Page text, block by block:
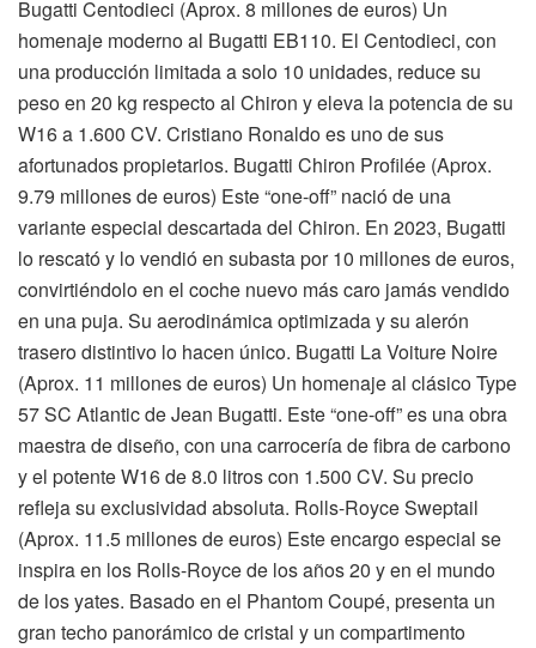
Bugatti Centodieci (Aprox. 8 millones de euros) Un
homenaje moderno al Bugatti EB110. El Centodieci, con
una producción limitada a solo 10 unidades, reduce su
peso en 20 kg respecto al Chiron y eleva la potencia de su
W16 a 1.600 CV. Cristiano Ronaldo es uno de sus
afortunados propietarios. Bugatti Chiron Profilée (Aprox.
9.79 millones de euros) Este “one-off” nació de una
variante especial descartada del Chiron. En 2023, Bugatti
lo rescató y lo vendió en subasta por 10 millones de euros,
convirtiéndolo en el coche nuevo más caro jamás vendido
en una puja. Su aerodinámica optimizada y su alerón
trasero distintivo lo hacen único. Bugatti La Voiture Noire
(Aprox. 11 millones de euros) Un homenaje al clásico Type
57 SC Atlantic de Jean Bugatti. Este “one-off” es una obra
maestra de diseño, con una carrocería de fibra de carbono
y el potente W16 de 8.0 litros con 1.500 CV. Su precio
refleja su exclusividad absoluta. Rolls-Royce Sweptail
(Aprox. 11.5 millones de euros) Este encargo especial se
inspira en los Rolls-Royce de los años 20 y en el mundo
de los yates. Basado en el Phantom Coupé, presenta un
gran techo panorámico de cristal y un compartimento